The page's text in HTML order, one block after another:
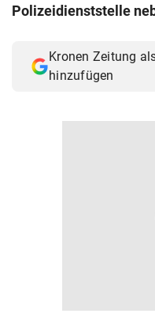
Polizeidienststelle
Kronen Zeitung
hinzufügen